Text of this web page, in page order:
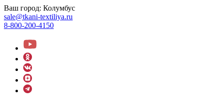
Ваш город: Колумбус
sale@tkani-textiliya.ru
8-800-200-4150